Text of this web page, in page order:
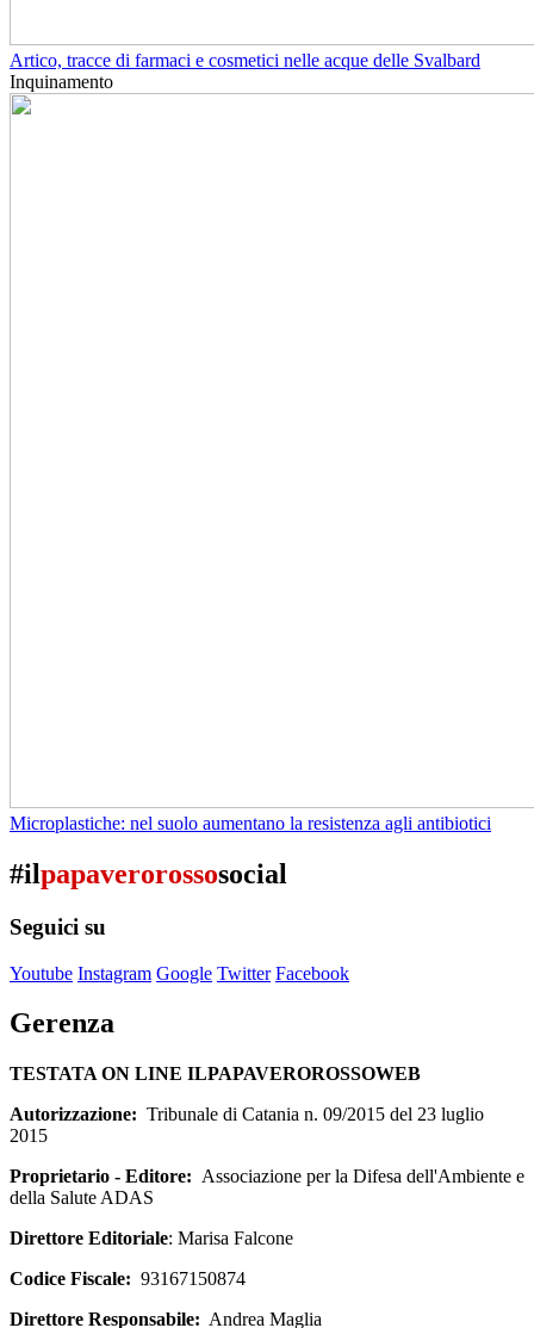
Artico, tracce di farmaci e cosmetici nelle acque delle Svalbard
Inquinamento
Microplastiche: nel suolo aumentano la resistenza agli antibiotici
#ilpapaverorossosocial
Seguici su
Youtube Instagram Google Twitter Facebook
Gerenza
TESTATA ON LINE ILPAPAVEROROSSOWEB
Autorizzazione: Tribunale di Catania n. 09/2015 del 23 luglio
2015
Proprietario - Editore: Associazione per la Difesa dell'Ambiente e
della Salute ADAS
Direttore Editoriale: Marisa Falcone
Codice Fiscale: 93167150874
Direttore Responsabile: Andrea Maglia